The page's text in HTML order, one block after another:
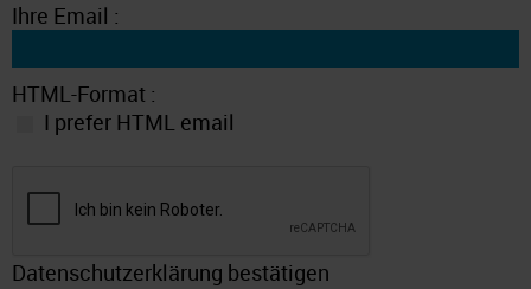
Ihre Email :
HTML-Format :
I prefer HTML email
Datenschutzerklärung bestätigen